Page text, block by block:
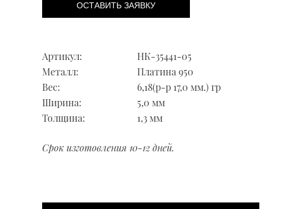
ОСТАВИТЬ ЗАЯВКУ
Артикул:
НК-35441-05
Металл:
Платина 950
Вес:
6,18(р-р 17,0 мм.) гр
Ширина:
5,0 мм
Толщина:
1,3 мм
Срок изготовления 10-12 дней.